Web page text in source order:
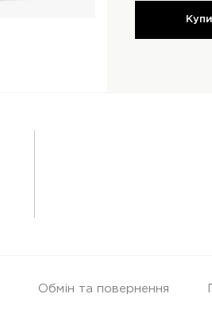
Обмін та повернення